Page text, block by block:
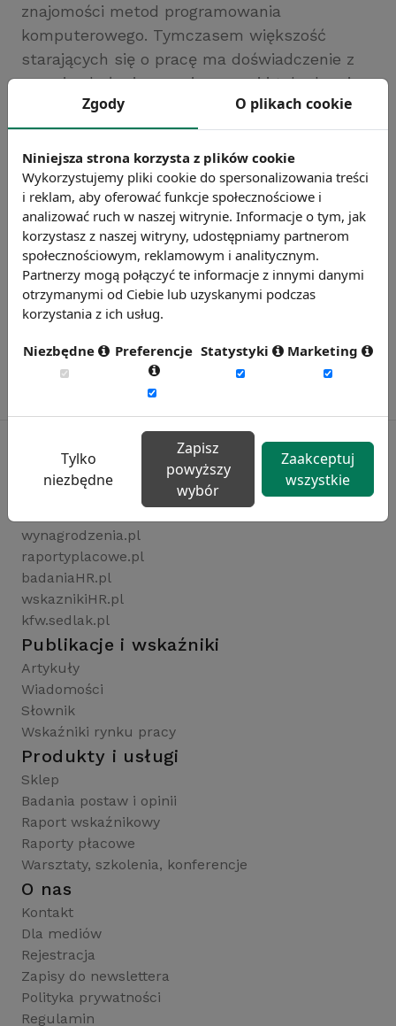
znajomości metod programowania
komputerowego. Tymczasem większość
starających się o pracę ma doświadczenie z
ręcznie obsługiwanymi prasami i tokarkami.
Źródło: gazetaprawna.pl
Zobacz więcej wiadomości
Rynekpracy.pl
wynagrodzenia.pl
raportyplacowe.pl
badaniaHR.pl
wskaznikiHR.pl
kfw.sedlak.pl
Publikacje i wskaźniki
Artykuły
Wiadomości
Słownik
Wskaźniki rynku pracy
Produkty i usługi
Sklep
Badania postaw i opinii
Raport wskaźnikowy
Raporty płacowe
Warsztaty, szkolenia, konferencje
O nas
Kontakt
Dla mediów
Rejestracja
Zapisy do newslettera
Polityka prywatności
Regulamin
Zgody O plikach cookie
Niniejsza strona korzysta z plików cookie
Wykorzystujemy pliki cookie do spersonalizowania treści
i reklam, aby oferować funkcje społecznościowe i
analizować ruch w naszej witrynie. Informacje o tym, jak
korzystasz z naszej witryny, udostępniamy partnerom
społecznościowym, reklamowym i analitycznym.
Partnerzy mogą połączyć te informacje z innymi danymi
otrzymanymi od Ciebie lub uzyskanymi podczas
korzystania z ich usług.
Niezbędne Preferencje Statystyki Marketing
Tylko
niezbędne
Zapisz
powyższy
wybór
Zaakceptuj
wszystkie